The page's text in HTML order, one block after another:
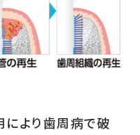
により歯周病で破